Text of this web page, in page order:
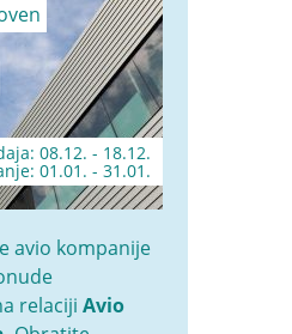
08.12. - 18.12.
01.01. - 31.01.
avio kompanije
relaciji Avio